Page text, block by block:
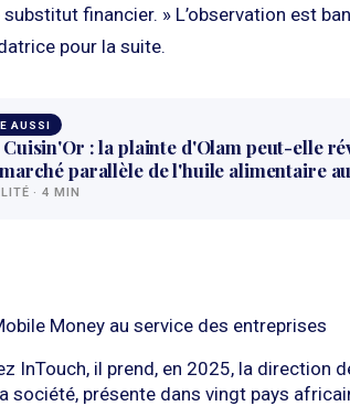
financier. » L’observation est
pour la suite.
AUSSI
Cuisin'Or : la plainte d'Olam peut-elle
parallèle de l'huile alimentaire
· 4 MIN
Money au service des entreprises
InTouch, il prend, en 2025, la direction
société, présente dans vingt pays